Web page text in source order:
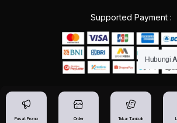
Supported Payment :
Pusat Promo Order Tukar Tambah
Hubungi